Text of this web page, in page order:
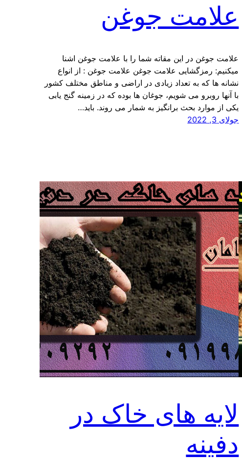
علامت جوغن
علامت جوغن در این مقاته شما را با علامت جوغن اشنا
میکنیم: رمزگشایی علامت جوغن علامت جوغن : از انواع
نشانه ها که به تعداد زیادی در اراضی و مناطق مختلف کشور
با آنها روبرو می شویم، جوغان ها بوده که در زمینه گنج یابی
یکی از موارد بحث برانگیز به شمار می روند. باید…
جولای 3, 2022
لایه های خاک در
دفینه